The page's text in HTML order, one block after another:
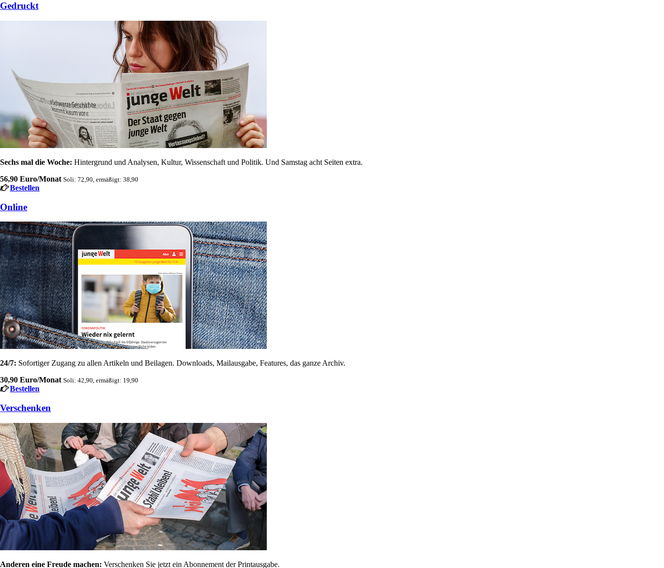
Gedruckt
Sechs mal die Woche: Hintergrund und Analysen, Kultur, Wissenschaft und Politik. Und Samstag acht Seiten extra.
56,90 Euro/Monat Soli: 72,90, ermäßigt: 38,90
Bestellen
Online
24/7: Sofortiger Zugang zu allen Artikeln und Beilagen. Downloads, Mailausgabe, Features, das ganze Archiv.
30,90 Euro/Monat Soli: 42,90, ermäßigt: 19,90
Bestellen
Verschenken
Anderen eine Freude machen: Verschenken Sie jetzt ein Abonnement der Printausgabe.